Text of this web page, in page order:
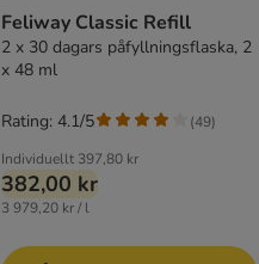
Feliway Classic Refill
2 x 30 dagars påfyllningsflaska, 2
x 48 ml
Individuellt 397,80 kr
382,00 kr
3 979,20 kr / l
Rating: 4.1/5 (49)